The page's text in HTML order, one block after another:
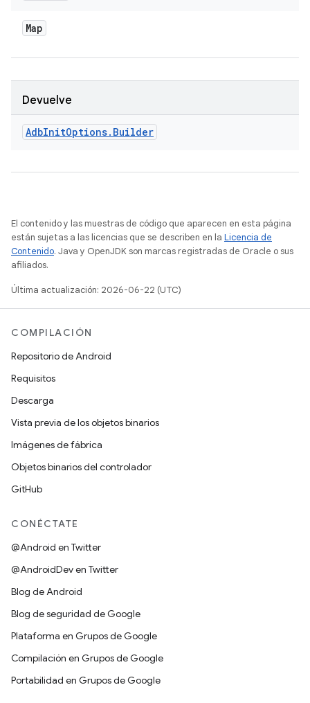
Map
Devuelve
AdbInitOptions. Builder
El contenido y las muestras de código que aparecen en esta página
están sujetas a las licencias que se describen en la Licencia de
Contenido. Java y OpenJDK son marcas registradas de Oracle o sus
afiliados.
Última actualización: 2026-06-22 (UTC)
COMPILACIÓN
Repositorio de Android
Requisitos
Descarga
Vista previa de los objetos binarios
Imágenes de fábrica
Objetos binarios del controlador
GitHub
CONÉCTATE
@Android en Twitter
@AndroidDev en Twitter
Blog de Android
Blog de seguridad de Google
Plataforma en Grupos de Google
Compilación en Grupos de Google
Portabilidad en Grupos de Google